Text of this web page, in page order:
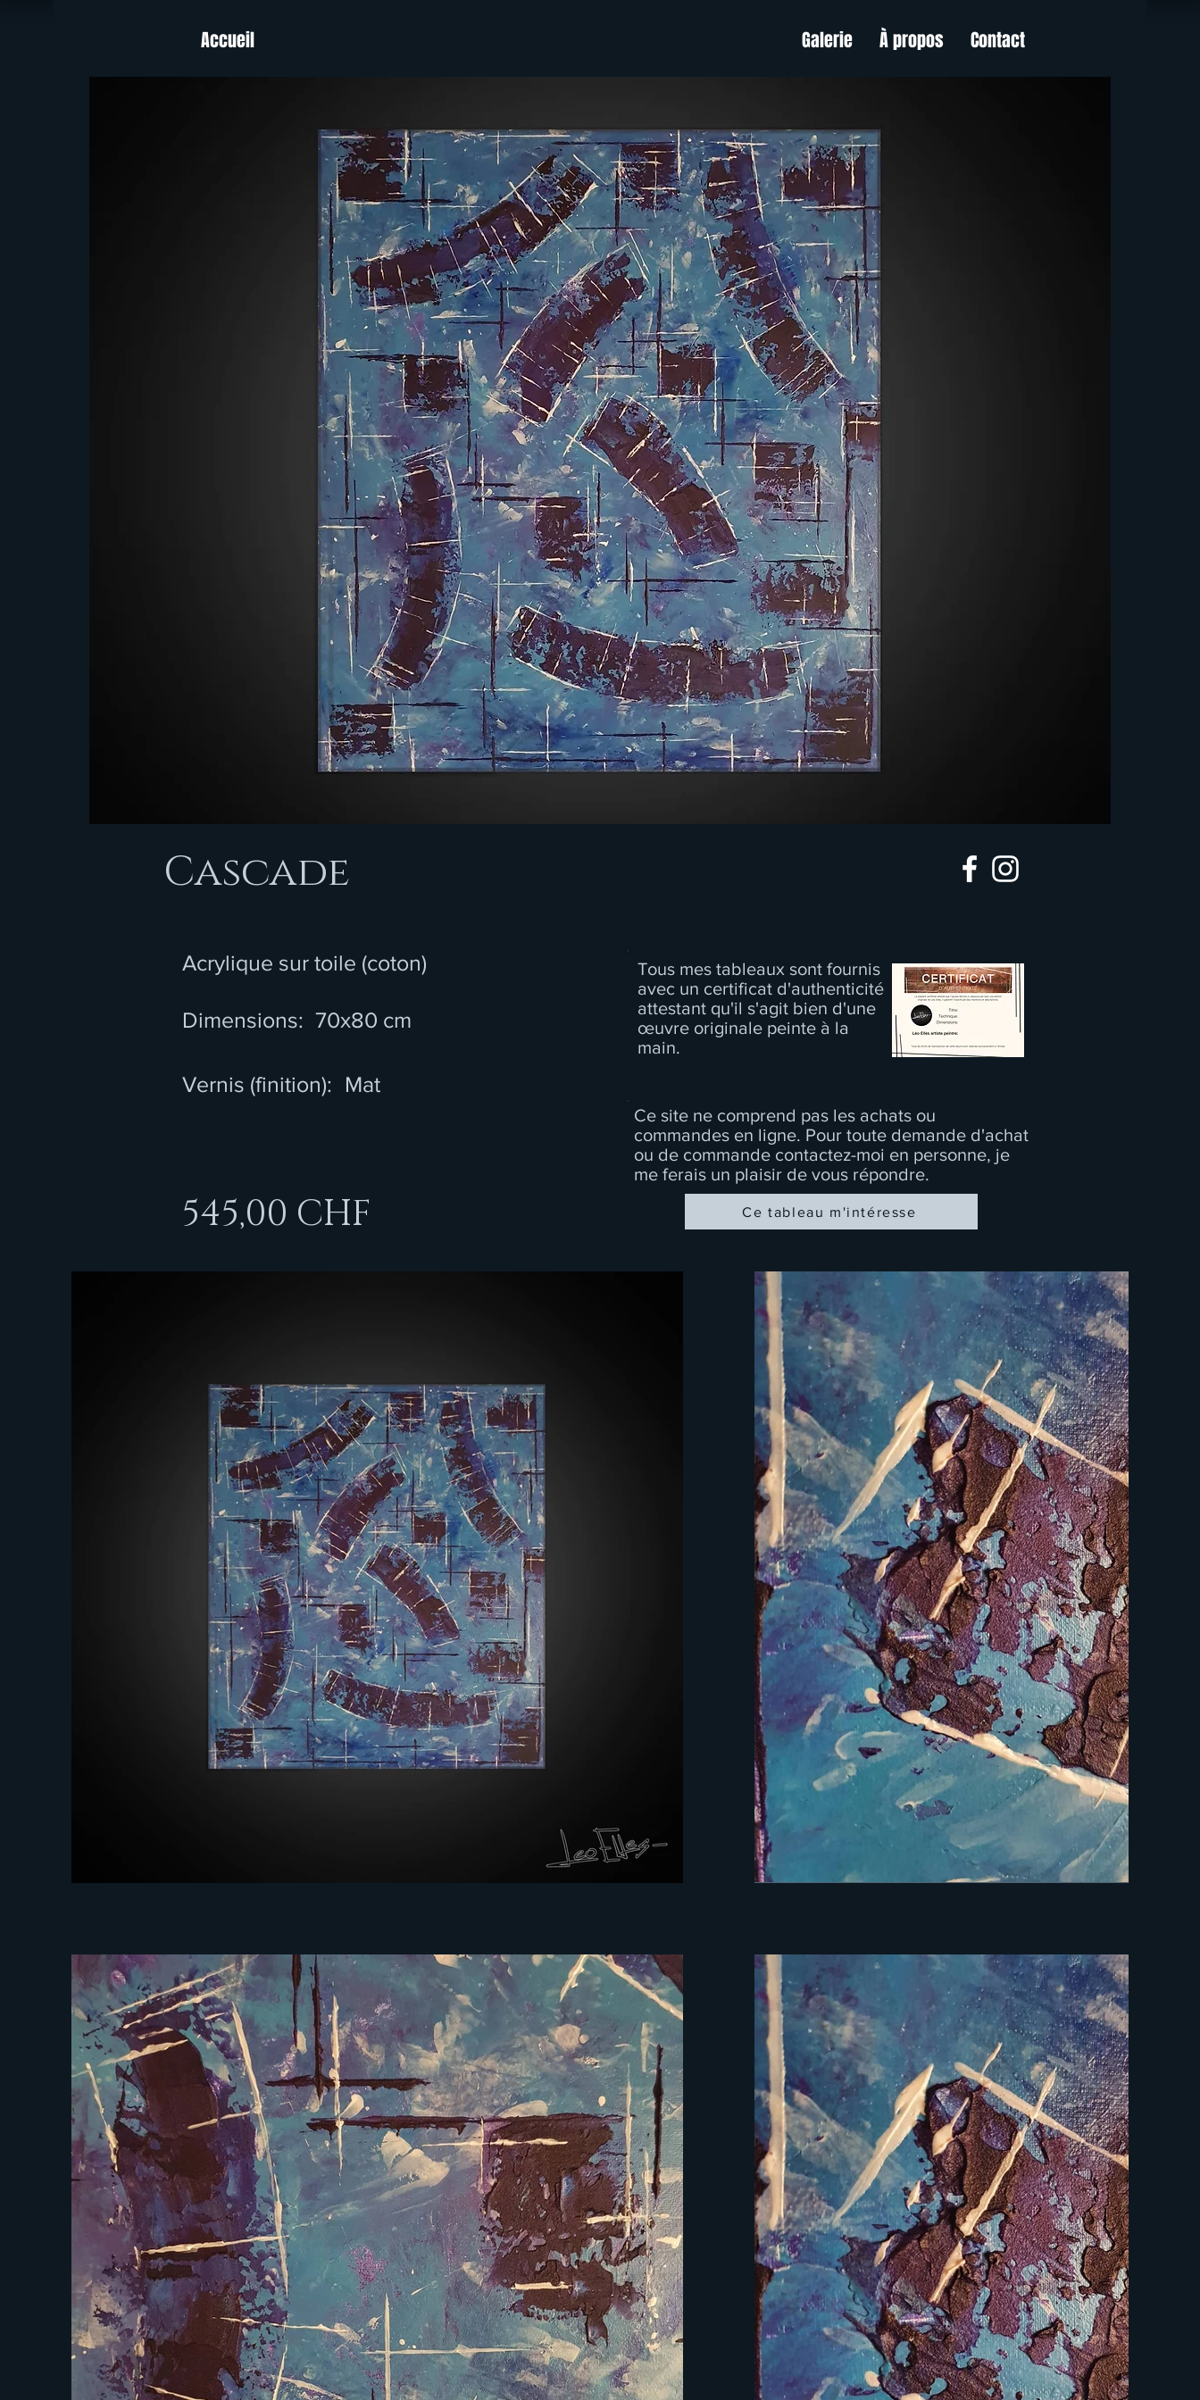
Accueil Galerie À propos Contact
Cascade
Acrylique sur toile (coton)
70x80 cm
Dimensions:
Vernis (finition): Mat
545,00 CHF
Tous mes tableaux sont fournis
avec un certificat d'authenticité
attestant qu'il s'agit bien d'une
œuvre originale peinte à la
main.
Ce site ne comprend pas les achats ou
commandes en ligne. Pour toute demande d'achat
ou de commande contactez-moi en personne, je
me ferais un plaisir de vous répondre.
Ce tableau m'intéresse